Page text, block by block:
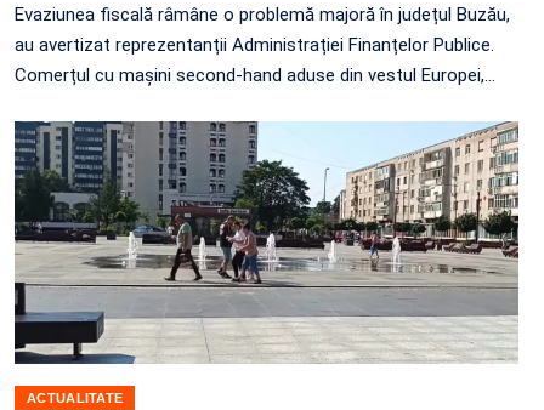
Evaziunea fiscală râmâne o problemă majoră în județul Buzău,
au avertizat reprezentanții Administrației Finanțelor Publice.
Comerțul cu mașini second-hand aduse din vestul Europei,…
ACTUALITATE